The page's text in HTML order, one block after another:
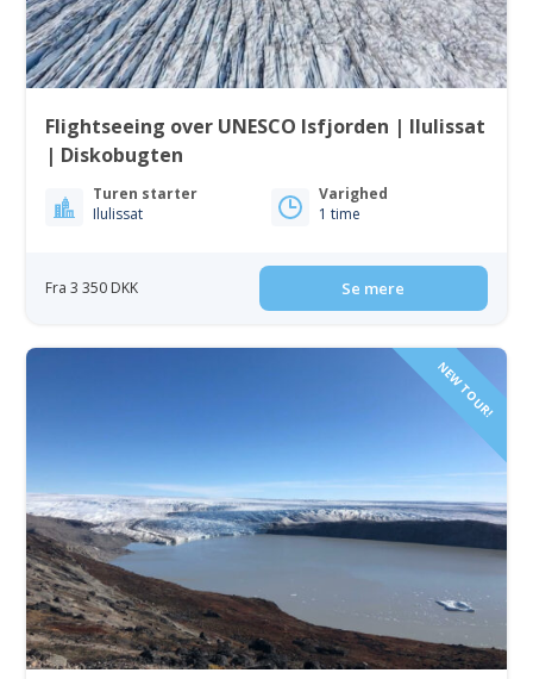
Flightseeing over UNESCO Isfjorden | Ilulissat
| Diskobugten
Turen starter
Ilulissat
Varighed
1 time
Fra 3 350 DKK Se mere
NEW TOUR!